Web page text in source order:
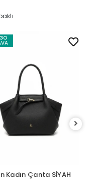
Kadın Çanta SİYAH